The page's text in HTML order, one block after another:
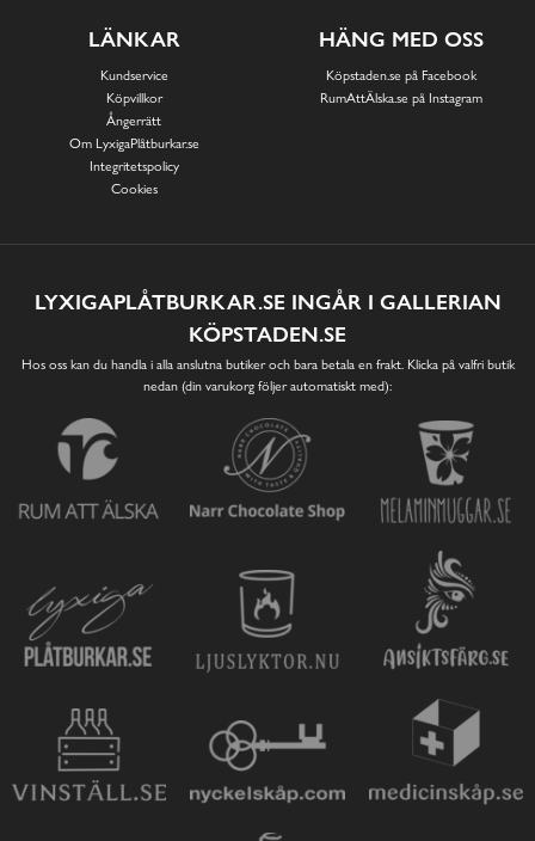
LÄNKAR
Kundservice
Köpvillkor
Ångerrätt
Om LyxigaPlåtburkar.se
Integritetspolicy
Cookies
HÄNG MED OSS
Köpstaden.se på Facebook
RumAttÄlska.se på Instagram
LYXIGAPLÅTBURKAR.SE INGÅR I GALLERIAN
KÖPSTADEN.SE
Hos oss kan du handla i alla anslutna butiker och bara betala en frakt. Klicka på valfri butik
nedan (din varukorg följer automatiskt med):